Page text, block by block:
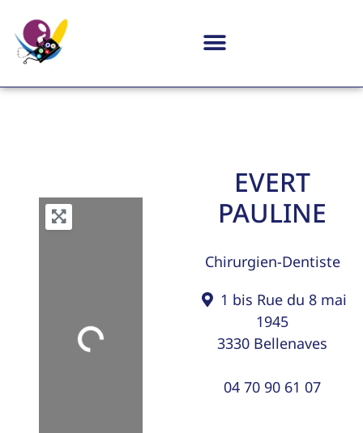
Loading...
EVERT
PAULINE
Chirurgien-Dentiste
1 bis Rue du 8 mai
1945
3330 Bellenaves
04 70 90 61 07